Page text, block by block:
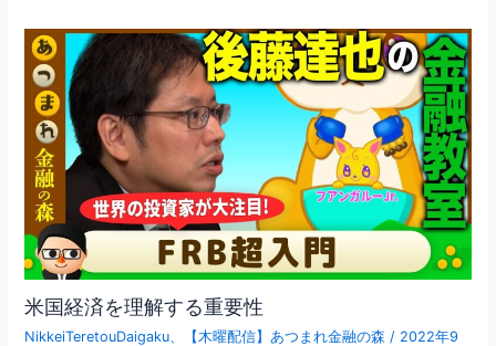
米国経済を理解する重要性
NikkeiTeretouDaigaku 【木曜配信】あつまれ金融の森 / 2022年9